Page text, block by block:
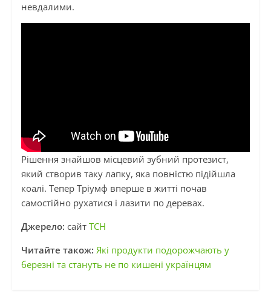
невдалими.
Рішення знайшов місцевий зубний протезист,
який створив таку лапку, яка повністю підійшла
коалі. Тепер Тріумф вперше в житті почав
самостійно рухатися і лазити по деревах.
Джерело: сайт ТСН
Читайте також: Які продукти подорожчають у
березні та стануть не по кишені українцям